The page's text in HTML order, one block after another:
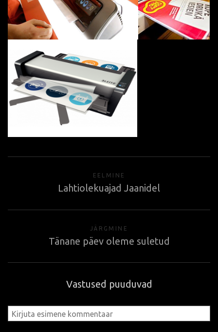
EELMINE
Lahtiolekuajad Jaanidel
JÄRGMINE
Tänane päev oleme suletud
Vastused puuduvad